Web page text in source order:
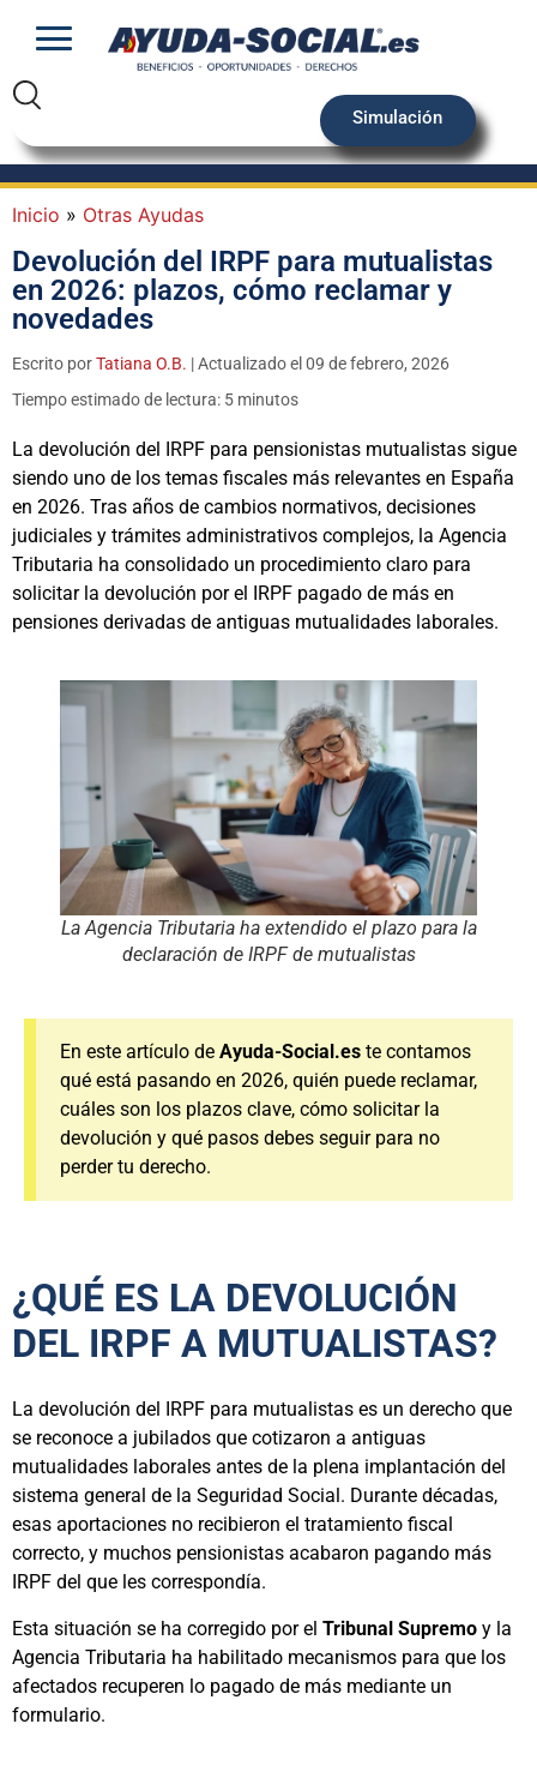
Simulación
Inicio » Otras Ayudas
Devolución del IRPF para mutualistas
en 2026: plazos, cómo reclamar y
novedades
Escrito porTatiana O.B. | Actualizado el 09 de febrero, 2026
Tiempo estimado de lectura: 5 minutos
La devolución del IRPF para pensionistas mutualistas sigue
siendo uno de los temas fiscales más relevantes en España
en 2026. Tras años de cambios normativos, decisiones
judiciales y trámites administrativos complejos, la Agencia
Tributaria ha consolidado un procedimiento claro para
solicitar la devolución por el IRPF pagado de más en
pensiones derivadas de antiguas mutualidades laborales.
La Agencia Tributaria ha extendido el plazo para la
declaración de IRPF de mutualistas
En este artículo de Ayuda-Social.es te contamos
qué está pasando en 2026, quién puede reclamar,
cuáles son los plazos clave, cómo solicitar la
devolución y qué pasos debes seguir para no
perder tu derecho.
¿QUÉ ES LA DEVOLUCIÓN
DEL IRPF A MUTUALISTAS?
La devolución del IRPF para mutualistas es un derecho que
se reconoce a jubilados que cotizaron a antiguas
mutualidades laborales antes de la plena implantación del
sistema general de la Seguridad Social. Durante décadas,
esas aportaciones no recibieron el tratamiento fiscal
correcto, y muchos pensionistas acabaron pagando más
IRPF del que les correspondía.
Esta situación se ha corregido por el Tribunal Supremo y la
Agencia Tributaria ha habilitado mecanismos para que los
afectados recuperen lo pagado de más mediante un
formulario.